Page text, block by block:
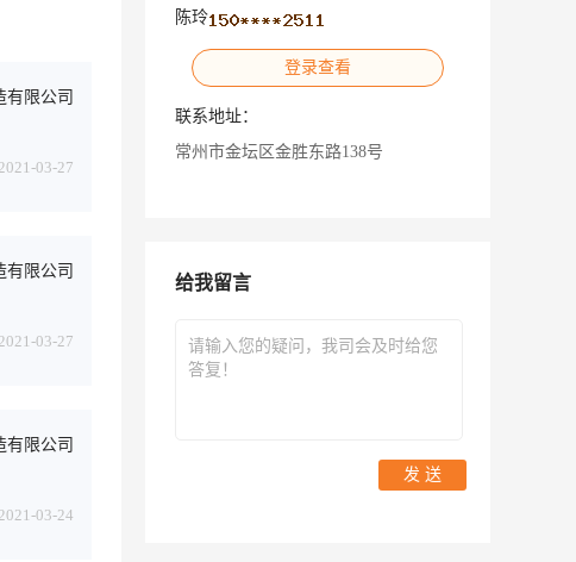
有限公司
03-27
有限公司
03-27
有限公司
03-24
陈玲
登录查看
联系地址：
常州市金坛区金胜东路138号
给我留言
发 送